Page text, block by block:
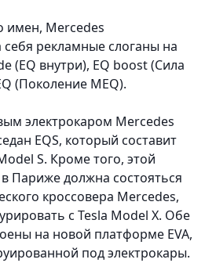
имен, Mercedes
себя рекламные слоганы на
(EQ внутри), EQ boost (Сила
(Поколение MEQ).
электрокаром Mercedes
EQS, который составит
S. Кроме того, этой
Париже должна состояться
кроссовера Mercedes,
с Tesla Model X. Обе
на новой платформе EVA,
под электрокары.